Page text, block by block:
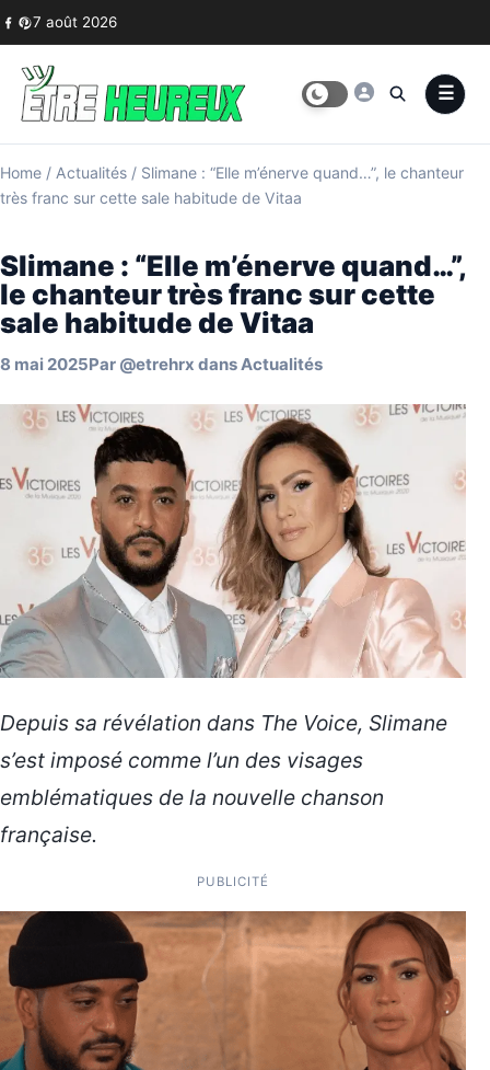
Skip to content
7 août 2026
Home / Actualités / Slimane : “Elle m’énerve quand…”, le chanteur
très franc sur cette sale habitude de Vitaa
Slimane : “Elle m’énerve quand…”,
le chanteur très franc sur cette
sale habitude de Vitaa
8 mai 2025Par @etrehrx dansActualités
Depuis sa révélation dans The Voice, Slimane
s’est imposé comme l’un des visages
emblématiques de la nouvelle chanson
française.
PUBLICITÉ